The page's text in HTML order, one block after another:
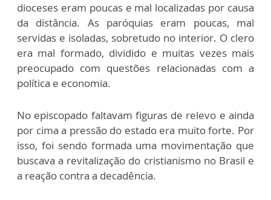
dioceses eram poucas e mal localizadas por causa
da distância. As paróquias eram poucas, mal
servidas e isoladas, sobretudo no interior. O clero
era mal formado, dividido e muitas vezes mais
preocupado com questões relacionadas com a
política e economia.
No episcopado faltavam figuras de relevo e ainda
por cima a pressão do estado era muito forte. Por
isso, foi sendo formada uma movimentação que
buscava a revitalização do cristianismo no Brasil e
a reação contra a decadência.